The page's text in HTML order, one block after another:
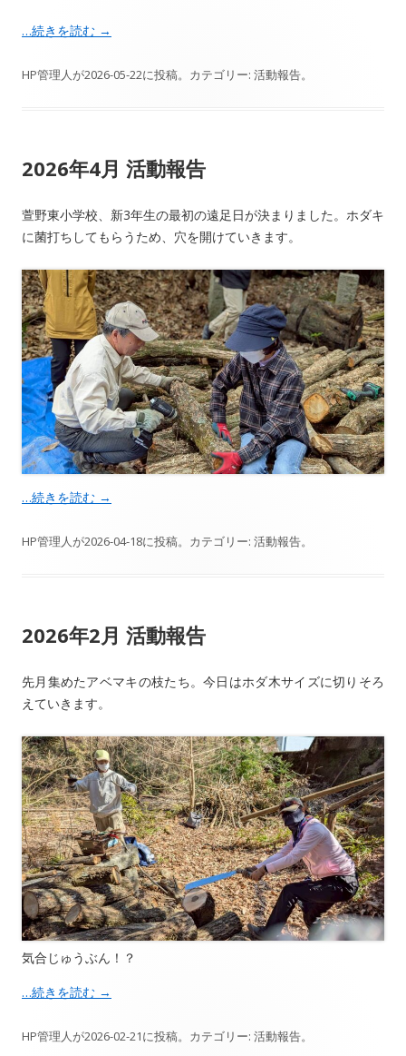
…続きを読む →
HP管理人が2026-05-22に投稿。カテゴリー: 活動報告。
2026年4月 活動報告
萱野東小学校、新3年生の最初の遠足日が決まりました。ホダキ
に菌打ちしてもらうため、穴を開けていきます。
…続きを読む →
HP管理人 が2026-04-18に投稿。カテゴリー: 活動報告。
2026年2月 活動報告
先月集めたアベマキの枝たち。今日はホダ木サイズに切りそろ
えていきます。
気合じゅうぶん！？
…続きを読む →
HP管理人 が2026-02-21に投稿。カテゴリー: 活動報告。